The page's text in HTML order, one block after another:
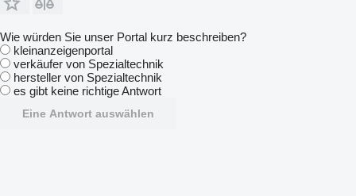
Wie würden Sie unser Portal kurz beschreiben?
kleinanzeigenportal
verkäufer von Spezialtechnik
hersteller von Spezialtechnik
es gibt keine richtige Antwort
Eine Antwort auswählen